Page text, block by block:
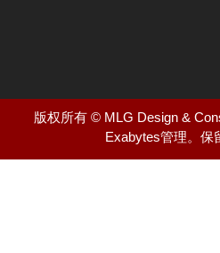
版权所有 © MLG Design &
Exabytes管理。 保